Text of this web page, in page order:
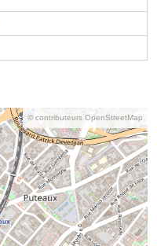
© contributeurs OpenStreetMap